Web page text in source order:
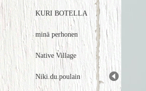
KURI BOTELLA
minä perhonen
Native Village
Niki.du.poulain
Prev